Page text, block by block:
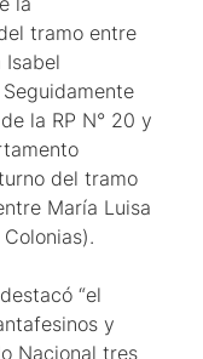
tramo entre
Isabel
la RP N° 20 y
del tramo
María Luisa
“el
y
Nacional tres